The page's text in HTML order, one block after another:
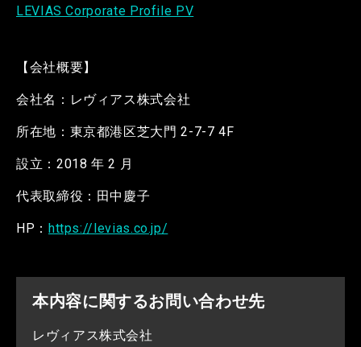
LEVIAS Corporate Profile PV
【会社概要】
会社名：レヴィアス株式会社
所在地：東京都港区芝大門 2-7-7 4F
設立：2018 年 2 月
代表取締役：田中慶子
HP： https://levias.co.jp/
本内容に関するお問い合わせ先
レヴィアス株式会社